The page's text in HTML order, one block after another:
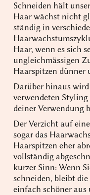
Schneiden hält
Haar wächst nicht
ständig in
Haar, wenn es sich
ungleichmässigen
Haarspitzen dünner
Darüber hinaus
verwendeten
deiner Verwendung
Der Verzicht auf
sogar das
Haarspitzen eher
vollständig
kurzer Sinn: Wenn
schneiden, bleibt
einfach schöner aus